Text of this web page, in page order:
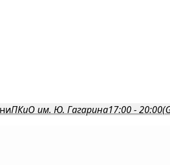
ПКиО им. Ю. Гагарина17:00 - 20:00